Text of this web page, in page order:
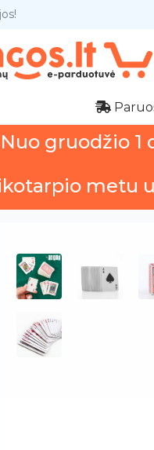
Nuo gruodžio 1
metu